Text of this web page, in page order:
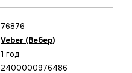
76876
Veber (Вебер)
1 год
2400000976486